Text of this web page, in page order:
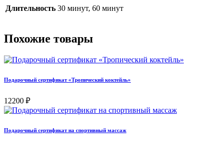
Длительность 30 минут, 60 минут
Похожие товары
Подарочный сертификат «Тропический коктейль»
12200 ₽
Подарочный сертификат на спортивный массаж